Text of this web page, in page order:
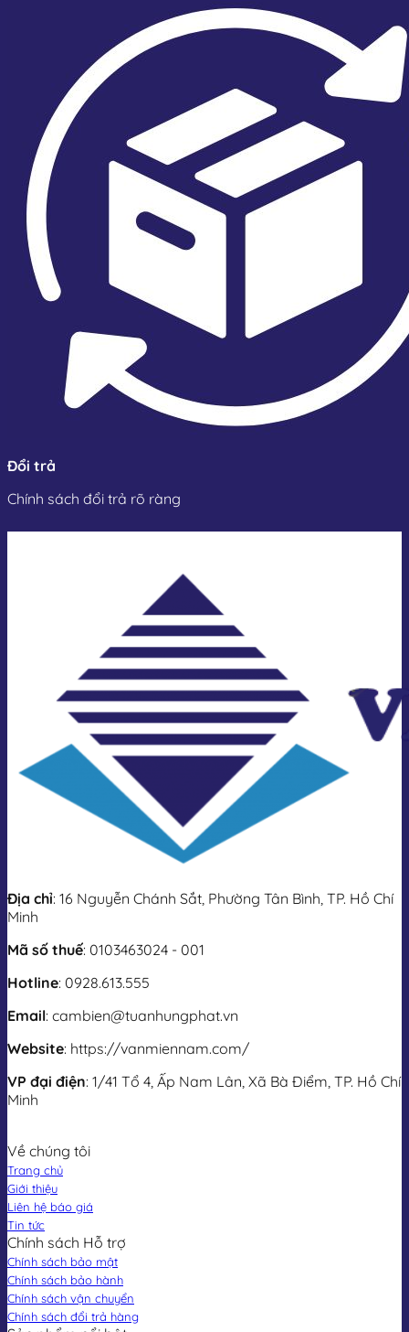
Đổi trả
Chính sách đổi trả rõ ràng
Địa chỉ: 16 Nguyễn Chánh Sắt, Phường Tân Bình, TP. Hồ Chí
Minh
Mã số thuế: 0103463024 - 001
Hotline: 0928.613.555
Email: cambien@tuanhungphat.vn
Website: https://vanmiennam.com/
VP đại điện: 1/41 Tổ 4, Ấp Nam Lân, Xã Bà Điểm, TP. Hồ Chí
Minh
Về chúng tôi
Trang chủ
Giới thiệu
Liên hệ báo giá
Tin tức
Chính sách Hỗ trợ
Chính sách bảo mật
Chính sách bảo hành
Chính sách vận chuyển
Chính sách đổi trả hàng